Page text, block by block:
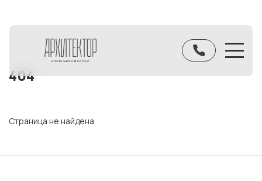
404
Страница не найдена